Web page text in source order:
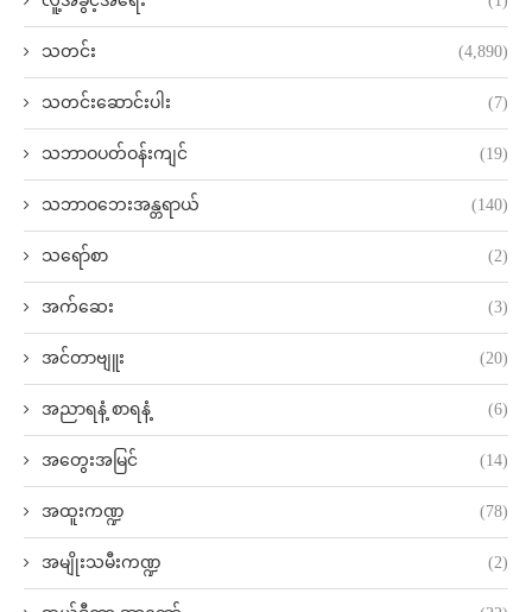
သတင်း (4,890)
သတင်းဆောင်းပါး (7)
သဘာဝပတ်ဝန်းကျင် (19)
သဘာဝဘေးအန္တရာယ် (140)
သရော်စာ (2)
အက်ဆေး (3)
အင်တာဗျူး (20)
အညာရနံ့ စာရနံ့ (6)
အတွေးအမြင် (14)
အထူးကဏ္ဍ (78)
အမျိုးသမီးကဏ္ဍ (2)